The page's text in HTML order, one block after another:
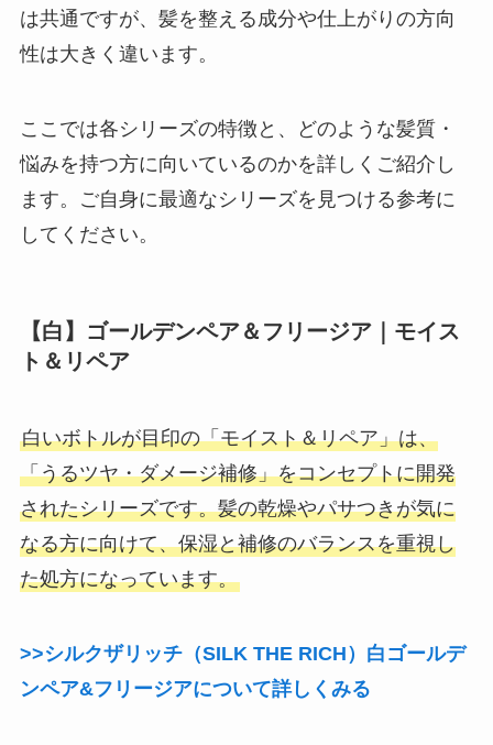
は共通ですが、髪を整える成分や仕上がりの方向
性は大きく違います。
ここでは各シリーズの特徴と、どのような髪質・
悩みを持つ方に向いているのかを詳しくご紹介し
ます。ご自身に最適なシリーズを見つける参考に
してください。
【白】 ゴールデンペア＆フリージア｜モイス
ト＆リペア
白いボトルが目印の「モイスト＆リペア」は、
「うるツヤ・ダメージ補修」をコンセプトに開発
されたシリーズです。髪の乾燥やパサつきが気に
なる方に向けて、保湿と補修のバランスを重視し
た処方になっています。
>>シルクザリッチ（SILK THE RICH）白ゴールデ
ンペア&フリージアについて詳しくみる